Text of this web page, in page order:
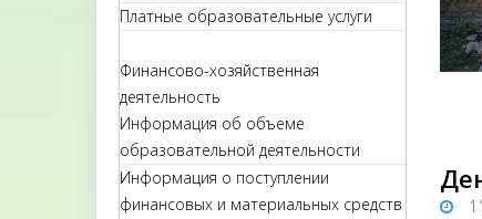
Платные образовательные услуги
Финансово-хозяйственная
деятельность
Информация об объеме
образовательной деятельности
Информация о поступлении
финансовых и материальных средств